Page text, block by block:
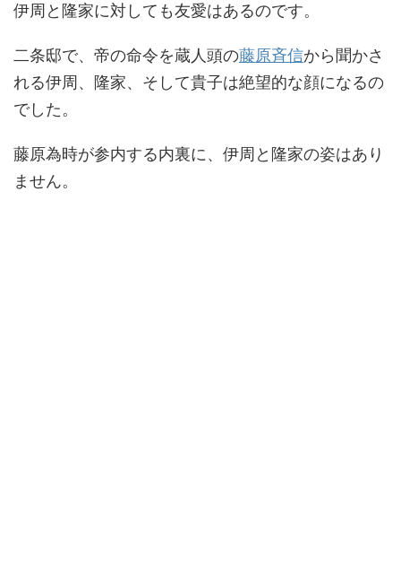
伊周と隆家に対しても友愛はあるのです。
二条邸で、帝の命令を蔵人頭の藤原斉信から聞かさ
れる伊周、隆家、そして貴子は絶望的な顔になるの
でした。
藤原為時が参内する内裏に、伊周と隆家の姿はあり
ません。